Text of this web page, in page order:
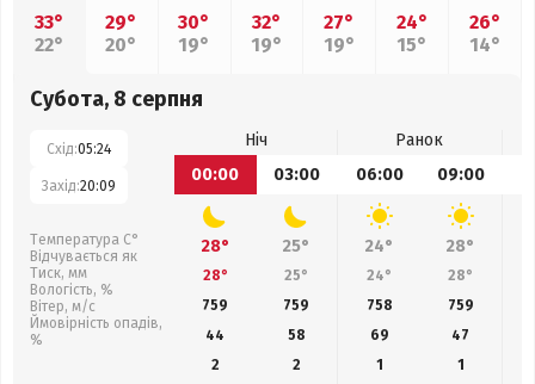
33°
22°
29°
20°
30°
19°
32°
19°
27°
19°
24°
15°
26°
14°
Субота, 8 серпня
Схід:05:24
Захід:20:09
Температура С°
Відчувається як
Тиск, мм
Вологість, %
Вітер, м/с
Ймовірність опадів,
%
Ніч
Ранок
00:00
03:00 06:00 09:00
28° 25° 24° 28°
28° 25° 24° 28°
759
759 758 759
44
58 69 47
2
2 1
1